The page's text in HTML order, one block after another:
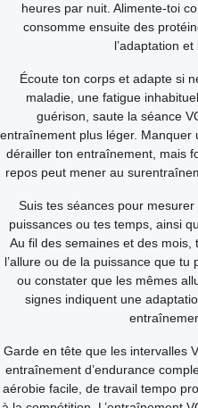
heures par nuit. Alimente-toi
consomme ensuite des
l’adaptation
Écoute ton corps et adapte si
maladie, une fatigue
guérison, saute la séance
entraînement plus léger. Manquer
dérailler ton entraînement, mais
repos peut mener au
Suis tes séances pour
puissances ou tes temps, ainsi
Au fil des semaines et des
l’allure ou de la puissance que tu
ou constater que les mêmes
signes indiquent une
Garde en tête que les intervalles
entraînement d’endurance
aérobie facile, de travail tempo